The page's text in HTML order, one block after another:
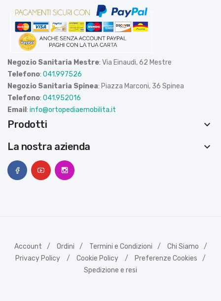
Negozio Sanitaria Mestre: Via Einaudi, 62 Mestre
Telefono: 041.997526
Negozio Sanitaria Spinea: Piazza Marconi, 36 Spinea
Telefono: 041.952016
Email : info@ortopediaemobilita.it
Prodotti
keyboard_arrow_down
La nostra azienda
keyboard_arrow_down
Account Ordini Termini e Condizioni
Chi Siamo
Privacy Policy
Cookie Policy
Preferenze Cookies
Spedizione e resi